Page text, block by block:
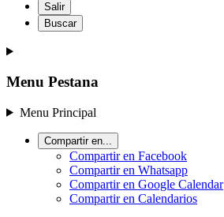
Salir
Buscar
Menu Pestana
Menu Principal
Compartir en...
Compartir en Facebook
Compartir en Whatsapp
Compartir en Google Calendar
Compartir en Calendarios